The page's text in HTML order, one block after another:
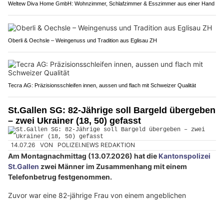
Weltew Diva Home GmbH: Wohnzimmer, Schlafzimmer & Esszimmer aus einer Hand
Oberli & Oechsle – Weingenuss und Tradition aus Eglisau ZH
Tecra AG: Präzisionsschleifen innen, aussen und flach mit Schweizer Qualität
St.Gallen SG: 82-Jährige soll Bargeld übergeben
– zwei Ukrainer (18, 50) gefasst
14.07.26 VON POLIZEI.NEWS REDAKTION
Am Montagnachmittag (13.07.2026) hat die Kantonspolizei
St.Gallen zwei Männer im Zusammenhang mit einem
Telefonbetrug festgenommen.
Zuvor war eine 82-jährige Frau von einem angeblichen